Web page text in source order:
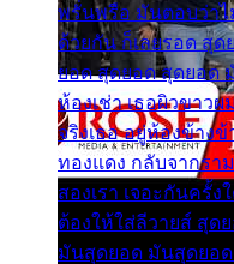
พรั่นพรือ มันตอบว่าไ
ด้วยกัน ก็เลยรอด สุ
ยอด สุดยอด สุดยอด
ห้องเช่า เธอผิวขาว
จริงเธอ อยู่ห้องข้าง
ทองแดง กลับจากรา
สองเรา เจอะกันครั้ง
ต้องให้ใส่ลีวายส์ สุด
มันสุดยอด มันสุดยอ